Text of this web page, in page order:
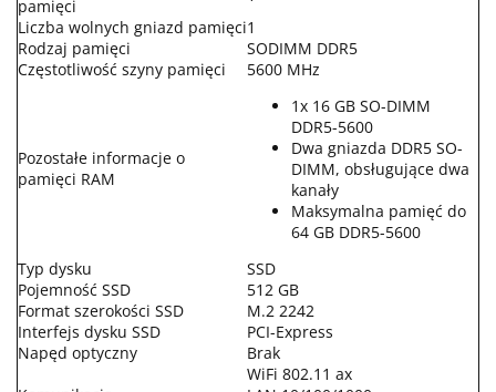
pamięci
Liczba wolnych gniazd pamięci1
Rodzaj pamięci
SODIMM DDR5
Częstotliwość szyny pamięci
5600 MHz
Pozostałe informacje o
pamięci RAM
1x 16 GB SO-DIMM
DDR5-5600
Dwa gniazda DDR5 SO-
DIMM, obsługujące dwa
kanały
Maksymalna pamięć do
64 GB DDR5-5600
Typ dysku
SSD
Pojemność SSD
512 GB
Format szerokości SSD
M.2 2242
Interfejs dysku SSD
PCI-Express
Napęd optyczny
Brak
WiFi 802.11 ax